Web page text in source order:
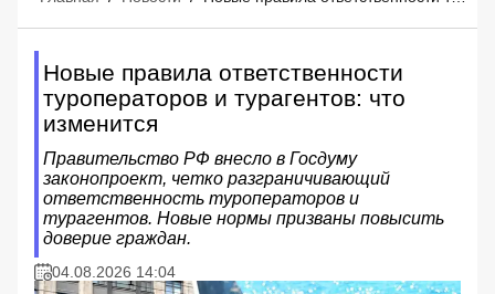
Новые правила ответственности
туроператоров и турагентов: что
изменится
Правительство РФ внесло в Госдуму
законопроект, четко разграничивающий
ответственность туроператоров и
турагентов. Новые нормы призваны повысить
доверие граждан.
04.08.2026 14:04